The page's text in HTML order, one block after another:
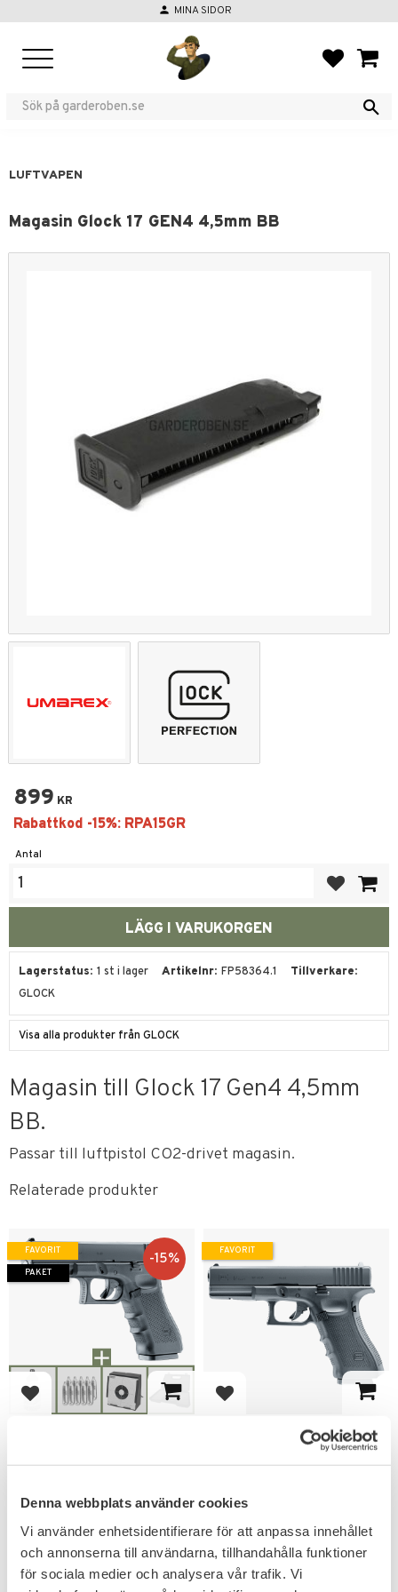
Denna webbplats använder cookies
Vi använder enhetsidentifierare för att anpassa innehållet
och annonserna till användarna, tillhandahålla funktioner
för sociala medier och analysera vår trafik. Vi
person MINA SIDOR
LUFTVAPEN
Magasin Glock 17 GEN4 4,5mm BB
899 KR
Antal
Lagerstatus 1 st i lager Artikelnr FP58364.1
Tillverkare
GLOCK
Visa alla produkter från GLOCK
Magasin till Glock 17 Gen4 4,5mm
BB.
Passar till luftpistol CO2-drivet magasin.
Relaterade produkter
Lägg till i favoriter
Paket
värde av 657kr.
3 895 KR
4 595
15%
FAVORIT
PAKET
Lägg till i favoriter
Glock 17 GEN4 CO2
4,5mm BB Luftpistol
3 595KR
FAVORIT